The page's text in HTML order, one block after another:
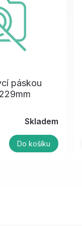
páskou
Skladem
Do košíku